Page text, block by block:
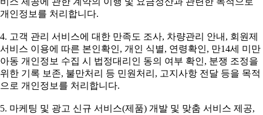
개인정보를 처리합니다.
4. 고객 관리 서비스에 대한 만족도 조사, 차량관리 안내, 회원제
서비스 이용에 따른 본인확인, 개인 식별, 연령확인, 만14세 미만
아동 개인정보 수집 시 법정대리인 동의 여부 확인, 분쟁 조정을
위한 기록 보존, 불만처리 등 민원처리, 고지사항 전달 등을 목적
으로 개인정보를 처리합니다.
5. 마케팅 및 광고 신규 서비스(제품) 개발 및 맞춤 서비스 제공,